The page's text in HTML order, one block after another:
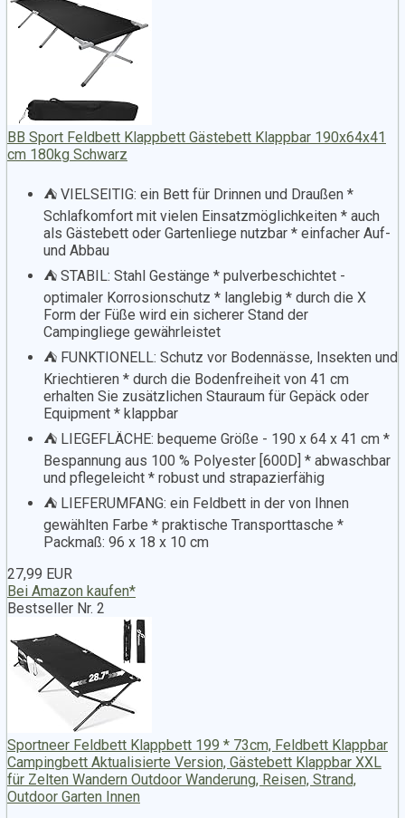
BB Sport Feldbett Klappbett Gästebett Klappbar 190x64x41
cm 180kg Schwarz
⛺️ VIELSEITIG: ein Bett für Drinnen und Draußen *
Schlafkomfort mit vielen Einsatzmöglichkeiten * auch
als Gästebett oder Gartenliege nutzbar * einfacher Auf-
und Abbau
⛺️ STABIL: Stahl Gestänge * pulverbeschichtet -
optimaler Korrosionschutz * langlebig * durch die X
Form der Füße wird ein sicherer Stand der
Campingliege gewährleistet
⛺️ FUNKTIONELL: Schutz vor Bodennässe, Insekten und
Kriechtieren * durch die Bodenfreiheit von 41 cm
erhalten Sie zusätzlichen Stauraum für Gepäck oder
Equipment * klappbar
⛺️ LIEGEFLÄCHE: bequeme Größe - 190 x 64 x 41 cm *
Bespannung aus 100 % Polyester [600D] * abwaschbar
und pflegeleicht * robust und strapazierfähig
⛺️ LIEFERUMFANG: ein Feldbett in der von Ihnen
gewählten Farbe * praktische Transporttasche *
Packmaß: 96 x 18 x 10 cm
27,99 EUR
Bei Amazon kaufen*
Bestseller Nr. 2
Sportneer Feldbett Klappbett 199 * 73cm, Feldbett Klappbar
Campingbett Aktualisierte Version, Gästebett Klappbar XXL
für Zelten Wandern Outdoor Wanderung, Reisen, Strand,
Outdoor Garten Innen